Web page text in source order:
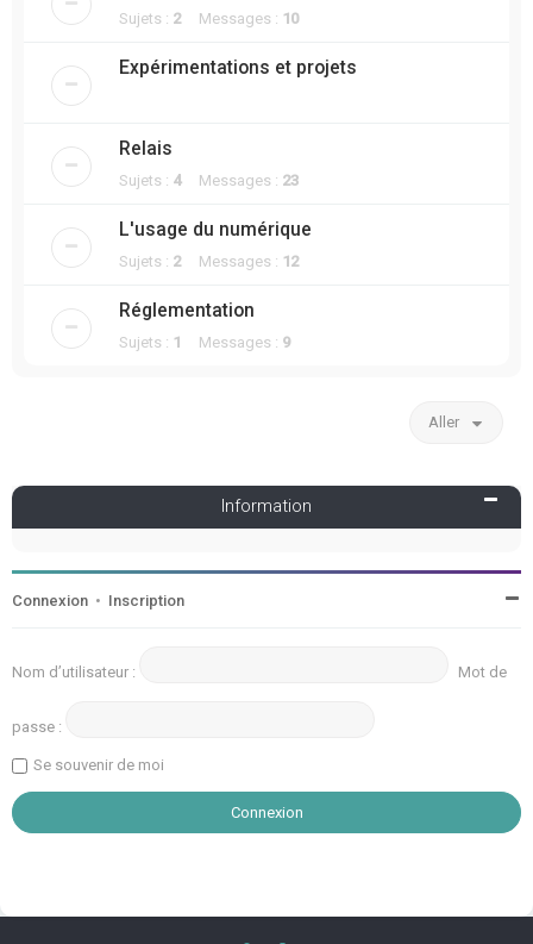
Sujets : 2 Messages : 10
Expérimentations et projets
Relais
Sujets : 4Messages : 23
L'usage du numérique
Sujets : 2 Messages : 12
Réglementation
Sujets : 1 Messages : 9
Aller
Information
Connexion • Inscription
Nom d’utilisateur : Mot de
passe :
Se souvenir de moi